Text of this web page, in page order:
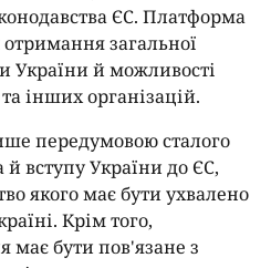
ЄС. Платформа
загальної
України й можливості
інших організацій.
передумовою сталого
вступу України до ЄС,
якого має бути ухвалено
Крім того,
має бути пов'язане з